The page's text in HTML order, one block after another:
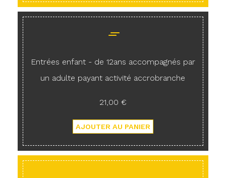
Entrées enfant - de 12ans accompagnés par
un adulte payant activité accrobranche
21,00 €